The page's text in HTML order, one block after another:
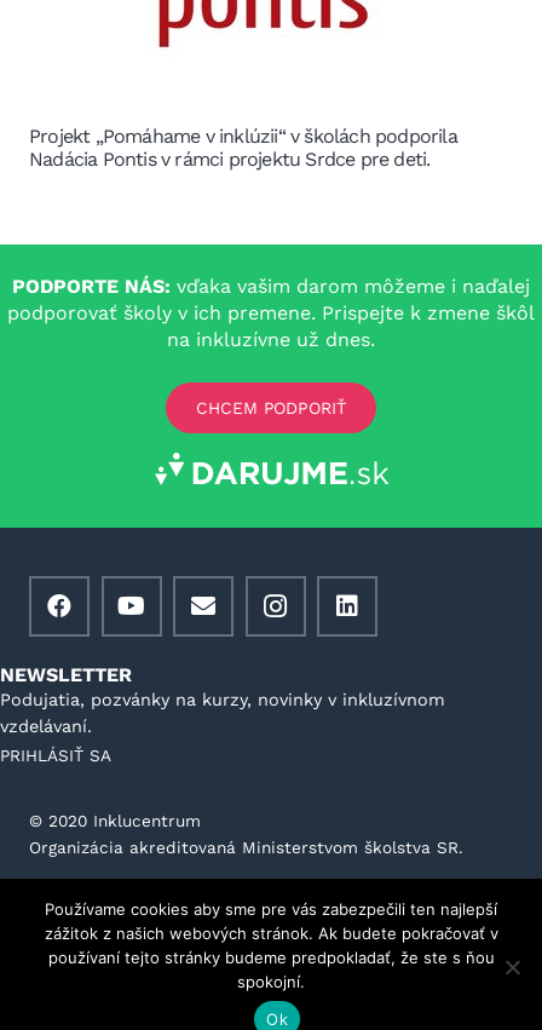
Projekt „Pomáhame v inklúzii“ v školách podporila
Nadácia Pontis v rámci projektu Srdce pre deti.
PODPORTE NÁS: vďaka vašim darom môžeme i naďalej
podporovať školy v ich premene. Prispejte k zmene škôl
na inkluzívne už dnes.
CHCEM PODPORIŤ
NEWSLETTER
Podujatia, pozvánky na kurzy, novinky v inkluzívnom
vzdelávaní.
PRIHLÁSIŤ SA
©️ 2020 Inklucentrum
Organizácia akreditovaná Ministerstvom školstva SR.
Všeobecné podmienky prevádzkovateľa portálu
GDPR
Stanovy Kontakt Etický kódex
Používame cookies aby sme pre vás zabezpečili ten najlepší
zážitok z našich webových stránok. Ak budete pokračovať v
používaní tejto stránky budeme predpokladať, že ste s ňou
spokojní.
Ok